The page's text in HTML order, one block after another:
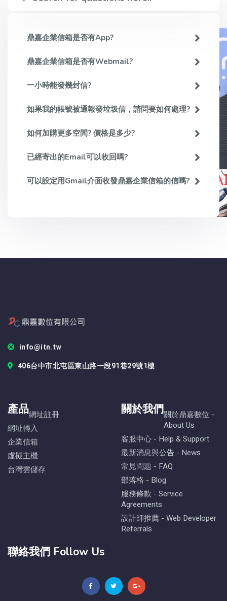
鼎嘉企業信箱是否有App?
鼎嘉企業信箱是否有Webmail?
一小時能發幾封信?
如果我的帳號被通報發垃圾信，請問要如何處理?
如何加購更多空間? 價格是多少?
已經寄出的email可以收回嗎?
可以設定用Gmail介面收發鼎嘉企業信箱的信嗎?
info@itn.tw
406台中市北屯區東山路一段91巷29號1樓
產品網址註冊
網址轉入
企業信箱
虛擬主機
台灣雲儲存
關於我們關於鼎嘉數位 -
About Us
客服中心 - Help & Support
最新消息與公告 - News
常見問題 - FAQ
部落格 - Blog
服務條款 - Service
Agreements
設計師推薦 - Web Developer
Referrals
聯絡我們 Follow Us